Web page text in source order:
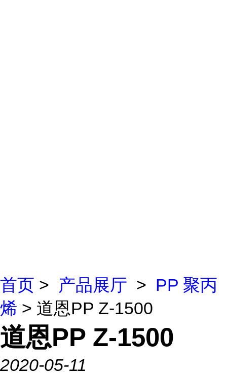
首页 > 产品展厅 > PP 聚丙
烯 > 道恩PP Z-1500
道恩PP Z-1500
2020-05-11